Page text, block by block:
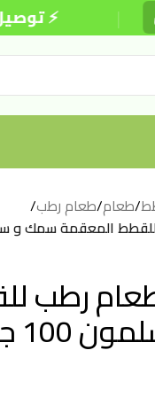
⚡ توصيل
/طعام/طعام رطب/
المعقمة سمك و سلمون
رطب
جرام